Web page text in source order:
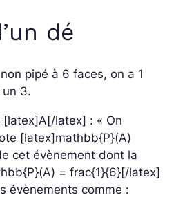
dé
pipé à 6 faces, on a 1
un 3.
[latex]A[/latex] : « On
[latex]mathbb{P}(A)
cet évènement dont la
= frac{1}{6}[/latex]
évènements comme :